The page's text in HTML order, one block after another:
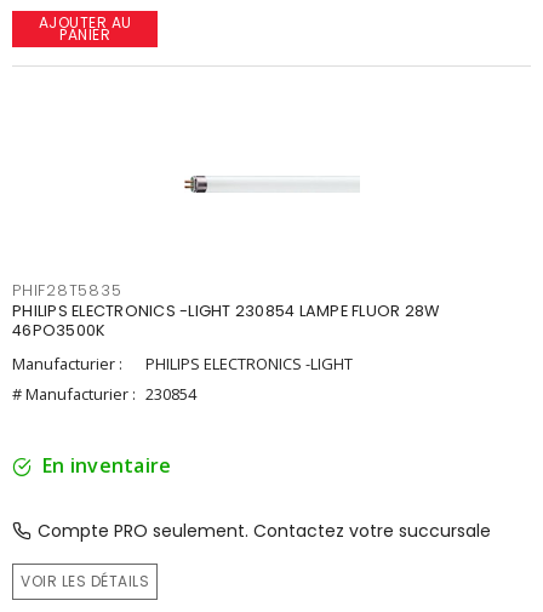
AJOUTER AU
PANIER
PHIF28T5835
PHILIPS ELECTRONICS -LIGHT 230854 LAMPE FLUOR 28W
46PO3500K
Manufacturier :
PHILIPS ELECTRONICS -LIGHT
# Manufacturier : 230854
En inventaire
Compte PRO seulement. Contactez votre succursale
VOIR LES DÉTAILS